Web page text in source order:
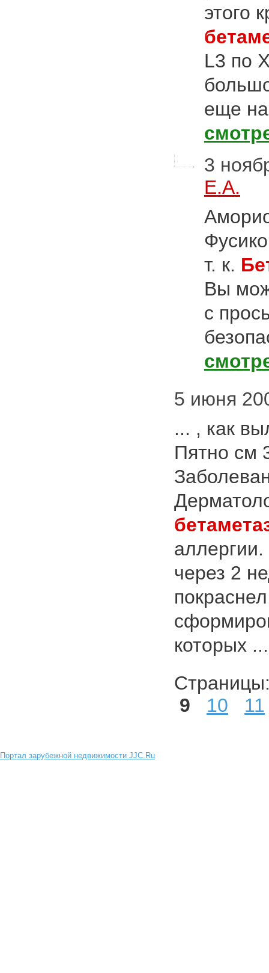
этого
L3 по
еще
3
Е.А.
т. к.
Вы
с
5 июня
... , как
Пятно см
через 2
которых
9
10 11
Портал зарубежной недвижимости JJC.Ru